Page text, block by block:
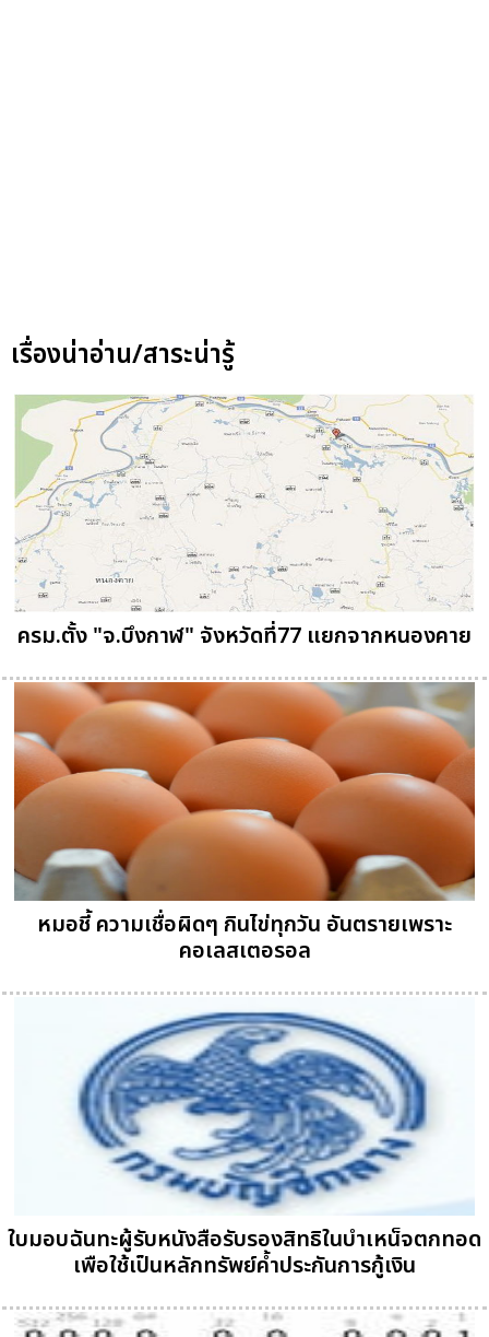
เรื่องน่าอ่าน/สาระน่ารู้
ครม.ตั้ง "จ.บึงกาฬ" จังหวัดที่77 แยกจากหนองคาย
หมอชี้ ความเชื่อผิดๆ กินไข่ทุกวัน อันตรายเพราะ
คอเลสเตอรอล
ใบมอบฉันทะผู้รับหนังสือรับรองสิทธิในบำเหน็จตกทอด
เพือใช้เป็นหลักทรัพย์ค้ำประกันการกู้เงิน